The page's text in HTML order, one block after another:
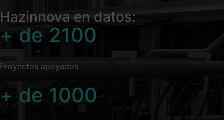
Hazinnova en datos:
+ de 2100
Proyectos apoyados
+ de 1000